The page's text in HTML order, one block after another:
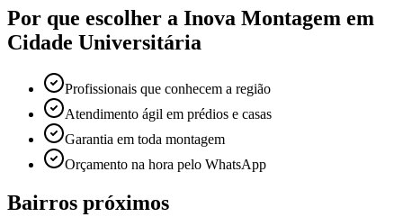
Por que escolher a Inova Montagem em
Cidade Universitária
Profissionais que conhecem a região
Atendimento ágil em prédios e casas
Garantia em toda montagem
Orçamento na hora pelo WhatsApp
Bairros próximos